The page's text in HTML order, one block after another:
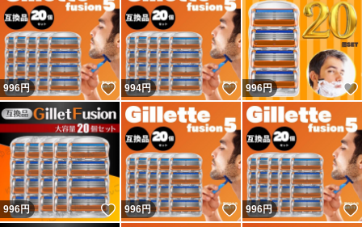
996円 いいね！
994円 いいね！
996円
996円 いいね！
996円 いいね！
996円